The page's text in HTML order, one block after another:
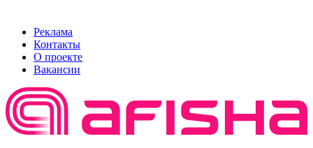
Реклама
Контакты
О проекте
Вакансии